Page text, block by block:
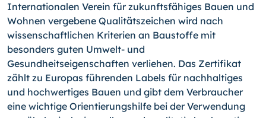
Internationalen Verein für zukunftsfähiges Bauen und
Wohnen vergebene Qualitätszeichen wird nach
wissenschaftlichen Kriterien an Baustoffe mit
besonders guten Umwelt- und
Gesundheitseigenschaften verliehen. Das Zertifikat
zählt zu Europas führenden Labels für nachhaltiges
und hochwertiges Bauen und gibt dem Verbraucher
eine wichtige Orientierungshilfe bei der Verwendung